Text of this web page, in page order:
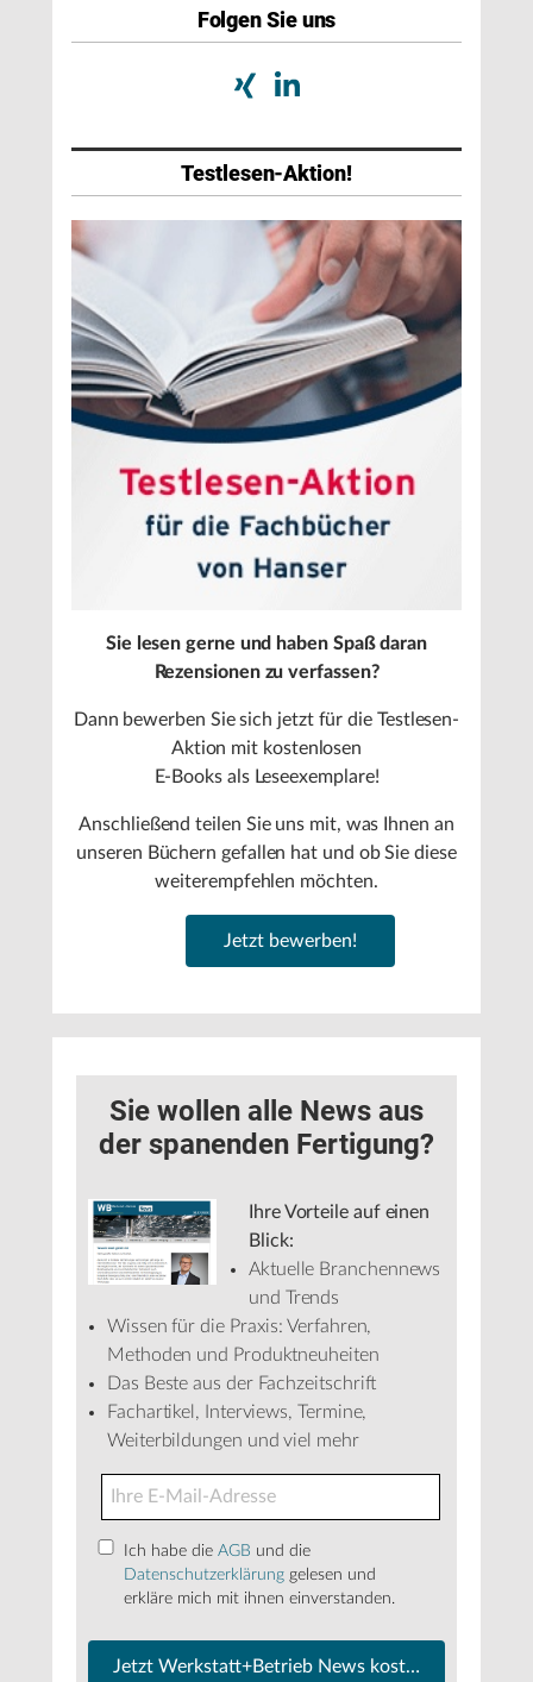
Folgen Sie uns
Testlesen-Aktion!
Sie lesen gerne und haben Spaß daran
Rezensionen zu verfassen?
Dann bewerben Sie sich jetzt für die Testlesen-
Aktion mit kostenlosen
E-Books als Leseexemplare!
Anschließend teilen Sie uns mit, was Ihnen an
unseren Büchern gefallen hat und ob Sie diese
weiterempfehlen möchten.
Jetzt bewerben!
Sie wollen alle News aus
der spanenden Fertigung?
Ihre Vorteile auf einen
Blick:
Aktuelle Branchennews
und Trends
Wissen für die Praxis: Verfahren,
Methoden und Produktneuheiten
Das Beste aus der Fachzeitschrift
Fachartikel, Interviews, Termine,
Weiterbildungen und viel mehr
Ich habe die AGB und die
Datenschutzerklärung gelesen und
erkläre mich mit ihnen einverstanden.
Jetzt Werkstatt+Betrieb News kostenfrei